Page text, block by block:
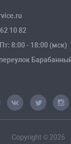
10 82
8:00 - 18:00 (мск)
Copyright © 2026